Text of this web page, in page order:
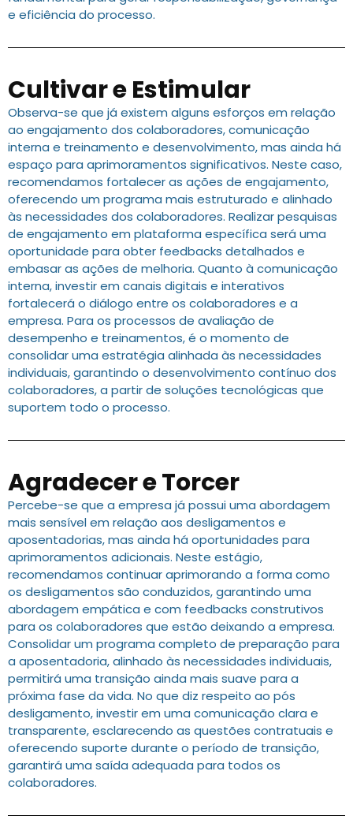
e eficiência do processo.
Cultivar e Estimular
Observa-se que já existem alguns esforços em relação
ao engajamento dos colaboradores, comunicação
interna e treinamento e desenvolvimento, mas ainda há
espaço para aprimoramentos significativos. Neste caso,
recomendamos fortalecer as ações de engajamento,
oferecendo um programa mais estruturado e alinhado
às necessidades dos colaboradores. Realizar pesquisas
de engajamento em plataforma específica será uma
oportunidade para obter feedbacks detalhados e
embasar as ações de melhoria. Quanto à comunicação
interna, investir em canais digitais e interativos
fortalecerá o diálogo entre os colaboradores e a
empresa. Para os processos de avaliação de
desempenho e treinamentos, é o momento de
consolidar uma estratégia alinhada às necessidades
individuais, garantindo o desenvolvimento contínuo dos
colaboradores, a partir de soluções tecnológicas que
suportem todo o processo.
Agradecer e Torcer
Percebe-se que a empresa já possui uma abordagem
mais sensível em relação aos desligamentos e
aposentadorias, mas ainda há oportunidades para
aprimoramentos adicionais. Neste estágio,
recomendamos continuar aprimorando a forma como
os desligamentos são conduzidos, garantindo uma
abordagem empática e com feedbacks construtivos
para os colaboradores que estão deixando a empresa.
Consolidar um programa completo de preparação para
a aposentadoria, alinhado às necessidades individuais,
permitirá uma transição ainda mais suave para a
próxima fase da vida. No que diz respeito ao pós
desligamento, investir em uma comunicação clara e
transparente, esclarecendo as questões contratuais e
oferecendo suporte durante o período de transição,
garantirá uma saída adequada para todos os
colaboradores.